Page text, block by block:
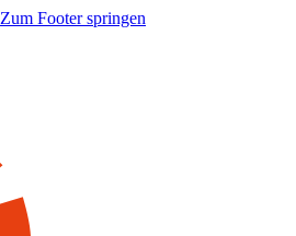
Zum Footer springen